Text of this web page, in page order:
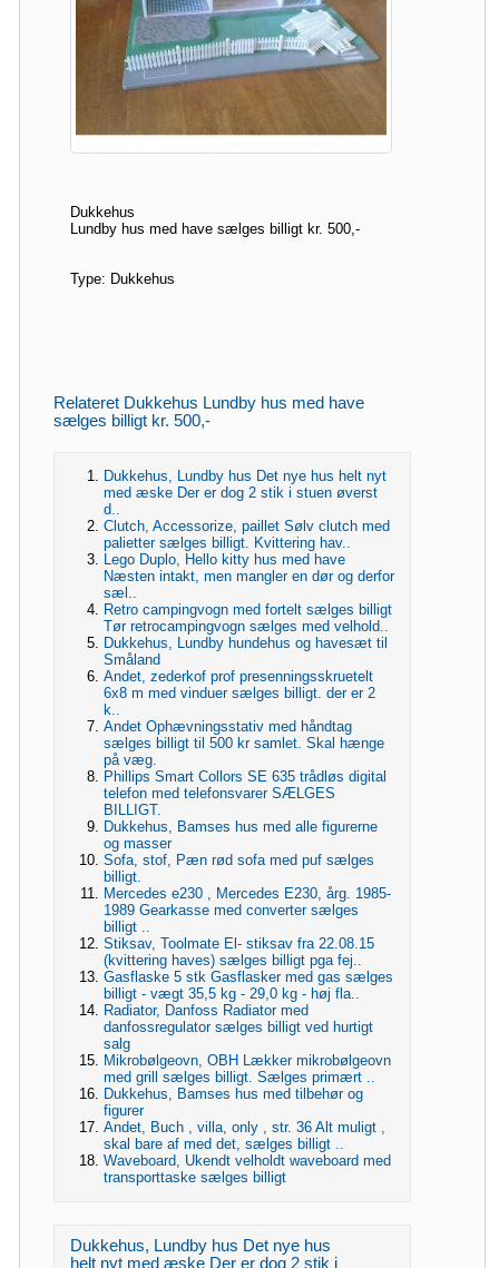
Dukkehus
Lundby hus med have sælges billigt kr. 500,-
Type: Dukkehus
Relateret Dukkehus Lundby hus med have
sælges billigt kr. 500,-
Dukkehus, Lundby hus Det nye hus helt nyt
med æske Der er dog 2 stik i stuen øverst
d..
Clutch, Accessorize, paillet Sølv clutch med
palietter sælges billigt. Kvittering hav..
Lego Duplo, Hello kitty hus med have
Næsten intakt, men mangler en dør og derfor
sæl..
Retro campingvogn med fortelt sælges billigt
Tør retrocampingvogn sælges med velhold..
Dukkehus, Lundby hundehus og havesæt til
Småland
Andet, zederkof prof presenningsskruetelt
6x8 m med vinduer sælges billigt. der er 2
k..
Andet Ophævningsstativ med håndtag
sælges billigt til 500 kr samlet. Skal hænge
på væg.
Phillips Smart Collors SE 635 trådløs digital
telefon med telefonsvarer SÆLGES
BILLIGT.
Dukkehus, Bamses hus med alle figurerne
og masser
Sofa, stof, Pæn rød sofa med puf sælges
billigt.
Mercedes e230 , Mercedes E230, årg. 1985-
1989 Gearkasse med converter sælges
billigt ..
Stiksav, Toolmate El- stiksav fra 22.08.15
(kvittering haves) sælges billigt pga fej..
Gasflaske 5 stk Gasflasker med gas sælges
billigt - vægt 35,5 kg - 29,0 kg - høj fla..
Radiator, Danfoss Radiator med
danfossregulator sælges billigt ved hurtigt
salg
Mikrobølgeovn, OBH Lækker mikrobølgeovn
med grill sælges billigt. Sælges primært ..
Dukkehus, Bamses hus med tilbehør og
figurer
Andet, Buch , villa, only , str. 36 Alt muligt ,
skal bare af med det, sælges billigt ..
Waveboard, Ukendt velholdt waveboard med
transporttaske sælges billigt
Dukkehus, Lundby hus Det nye hus
helt nyt med æske Der er dog 2 stik i